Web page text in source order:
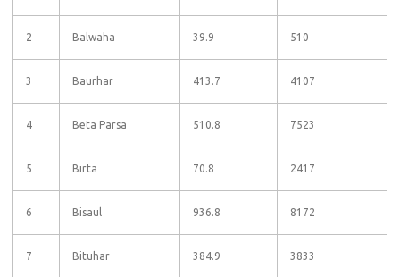
2 Balwaha 39.9 510
3 Baurhar 413.7 4107
4 Beta Parsa 510.8 7523
5 Birta 70.8 2417
6 Bisaul 936.8 8172
7 Bituhar 384.9 3833